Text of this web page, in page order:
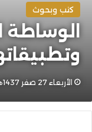
كتب وبحوث
الوساطة
الأربعاء 27 صفر 1437هـ 9-12-2015م